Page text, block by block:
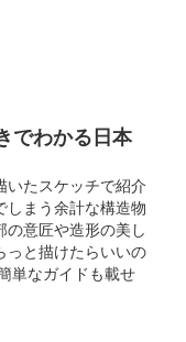
」限定版
でわかる日本
いたスケッチで紹介
しまう余計な構造物
意匠や造形の美し
っと描けたらいいの
単なガイドも載せ